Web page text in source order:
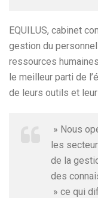
EQUILUS, cabinet
gestion du
ressources
le meilleur parti de
de leurs outils et
» Nous
les
de la
des
» ce qui